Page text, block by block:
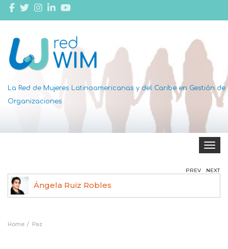
La Red de Mujeres Latinoamericanas y del Caribe en Gestión de
Organizaciones
Toggle
Ángela Ruiz Robles
PREV NEXT
Home Paz